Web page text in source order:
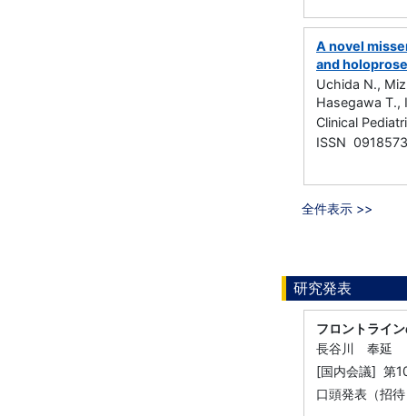
A novel
and
Uchida N.,
Hasegawa T.,
Clinical
ISSN
全件表示 >>
研究発表
フロントライ
長谷川 奉延
[国内会議] 第
口頭発表（招